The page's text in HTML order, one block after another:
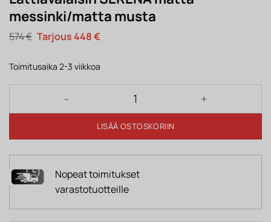
messinki/matta musta
574€ Alkuperäinen
hinta
574 €.
448€Nykyinen
448 €.
Toimitusaika 2-3 viikkoa
Lattiavalaisin SERENA matta messinki/matta musta
LISÄÄ OSTOSKORIIN
Nopeat toimitukset
varastotuotteille